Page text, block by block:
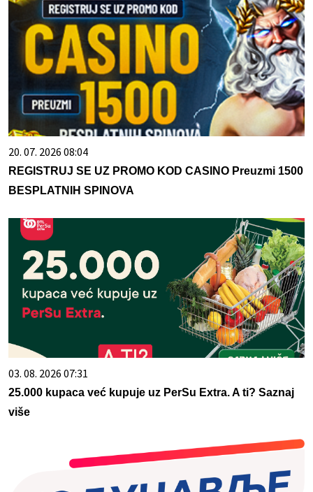
20. 07. 2026 08:04
REGISTRUJ SE UZ PROMO KOD CASINO Preuzmi 1500
BESPLATNIH SPINOVA
03. 08. 2026 07:31
25.000 kupaca već kupuje uz PerSu Extra. A ti? Saznaj
više